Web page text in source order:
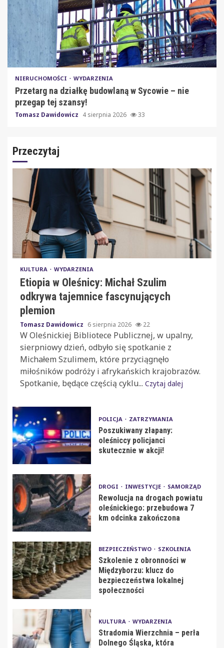
NIERUCHOMOŚCI WYDARZENIA
Przetarg na działkę budowlaną w Sycowie – nie
przegap tej szansy!
Tomasz Dawidowicz 4 sierpnia 2026 33
Przeczytaj
KULTURA WYDARZENIA
Etiopia w Oleśnicy: Michał Szulim
odkrywa tajemnice fascynujących
plemion
Tomasz Dawidowicz 6 sierpnia 2026 22
W Oleśnickiej Bibliotece Publicznej, w upalny,
sierpniowy dzień, odbyło się spotkanie z
Michałem Szulimem, które przyciągnęło
miłośników podróży i afrykańskich krajobrazów.
Spotkanie, będące częścią cyklu... Czytaj dalej
POLICJA ZATRZYMANIA
Poszukiwany złapany:
oleśniccy policjanci
skutecznie w akcji!
DROGI INWESTYCJE SAMORZĄD
Rewolucja na drogach powiatu
oleśnickiego: przebudowa 7
km odcinka zakończona
BEZPIECZEŃSTWO SZKOLENIA
Szkolenie z obronności w
Międzyborzu: klucz do
bezpieczeństwa lokalnej
społeczności
KULTURA WYDARZENIA
Stradomia Wierzchnia – perła
Dolnego Śląska, która